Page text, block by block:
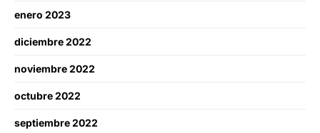
enero 2023
diciembre 2022
noviembre 2022
octubre 2022
septiembre 2022